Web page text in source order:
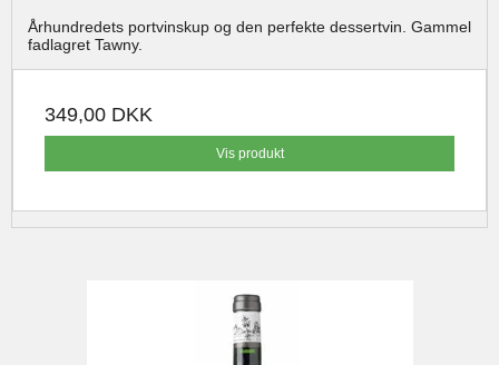
Århundredets portvinskup og den perfekte dessertvin. Gammel
fadlagret Tawny.
349,00 DKK
Vis produkt